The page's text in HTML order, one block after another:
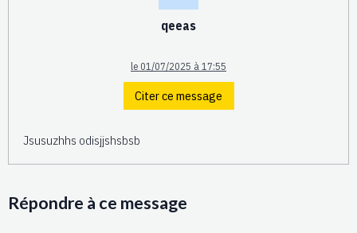
qeeas
le 01/07/2025 à 17:55
Citer ce message
Jsusuzhhs odisjjshsbsb
Répondre à ce message